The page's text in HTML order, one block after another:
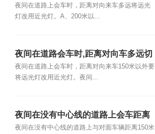
远将远光灯改用近光灯
夜间在道路上会车时，距离对向来车多远将远光
灯改用近光灯。A、200米以...
夜间在道路会车时,距离对向车多远切
换近光灯
夜间在道路上会车时，距离对向来车150米以外要
将远光灯改用近光灯。夜间...
夜间在没有中心线的道路上会车距离
对向车辆多少米改用近光灯
夜间在没有中心线的道路上与对面车辆距离150米